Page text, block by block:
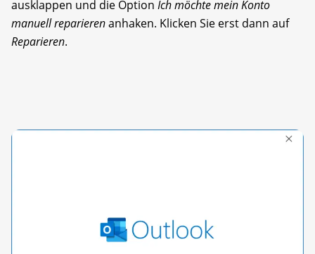
ausklappen und die Option Ich möchte mein Konto
manuell reparierenanhaken. Klicken Sie erst dann auf
Reparieren.